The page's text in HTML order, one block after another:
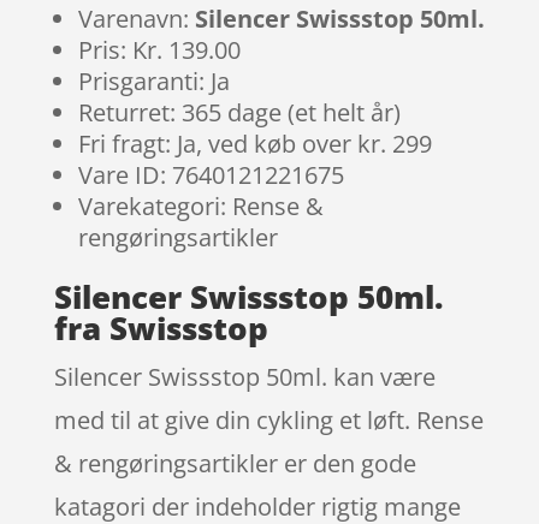
Varenavn: Silencer Swissstop 50ml.
Pris: Kr. 139.00
Prisgaranti: Ja
Returret: 365 dage (et helt år)
Fri fragt: Ja, ved køb over kr. 299
Vare ID: 7640121221675
Varekategori: Rense &
rengøringsartikler
Silencer Swissstop 50ml.
fra Swissstop
Silencer Swissstop 50ml. kan være
med til at give din cykling et løft. Rense
& rengøringsartikler er den gode
katagori der indeholder rigtig mange